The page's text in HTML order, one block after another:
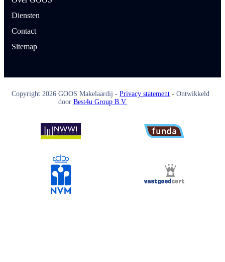
Diensten
Contact
Sitemap
Copyright 2026 GOOS Makelaardij - Privacy statement - Ontwikkeld
door Best4u Group B.V.